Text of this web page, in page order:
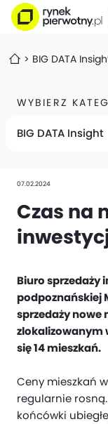
BIG DATA
WYBIERZ
BIG DATA Insight
07.02.2024
Czas na
Biuro sprzedaży
podpoznańskiej
sprzedaży nowe
zlokalizowanym
się 14 mieszkań.
Ceny mieszkań
regularnie
końcówki